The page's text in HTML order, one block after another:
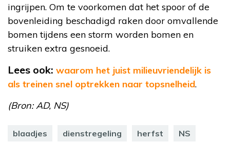
ingrijpen. Om te voorkomen dat het spoor of de
bovenleiding beschadigd raken door omvallende
bomen tijdens een storm worden bomen en
struiken extra gesnoeid.
Lees ook: waarom het juist milieuvriendelijk is
als treinen snel optrekken naar topsnelheid.
(Bron: AD, NS)
blaadjes dienstregeling herfst NS